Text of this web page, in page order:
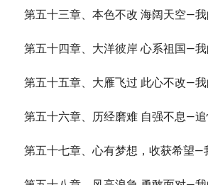
第五十三章、本色不改 海阔天空—
第五十四章、大洋彼岸 心系祖国—
第五十五章、大雁飞过 此心不改—
第五十六章、历经磨难 自强不息—
第五十七章、心有梦想，收获希望—